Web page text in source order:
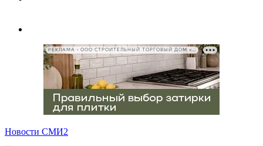
РЕКЛАМА • ООО СТРОИТЕЛЬНЫЙ ТОРГОВЫЙ ДОМ «ПЕТРОВИЧ», ИНН 7802348846
Новости СМИ2